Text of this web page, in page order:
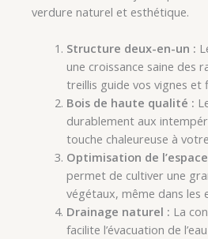
verdure naturel et esthétique.
Structure deux-en-un :
une croissance saine des
treillis guide vos vignes et
Bois de haute qualité :
durablement aux
touche chaleureuse à
Optimisation de
permet de cultiver une
végétaux, même dans les
Drainage naturel : La
facilite l’évacuation de